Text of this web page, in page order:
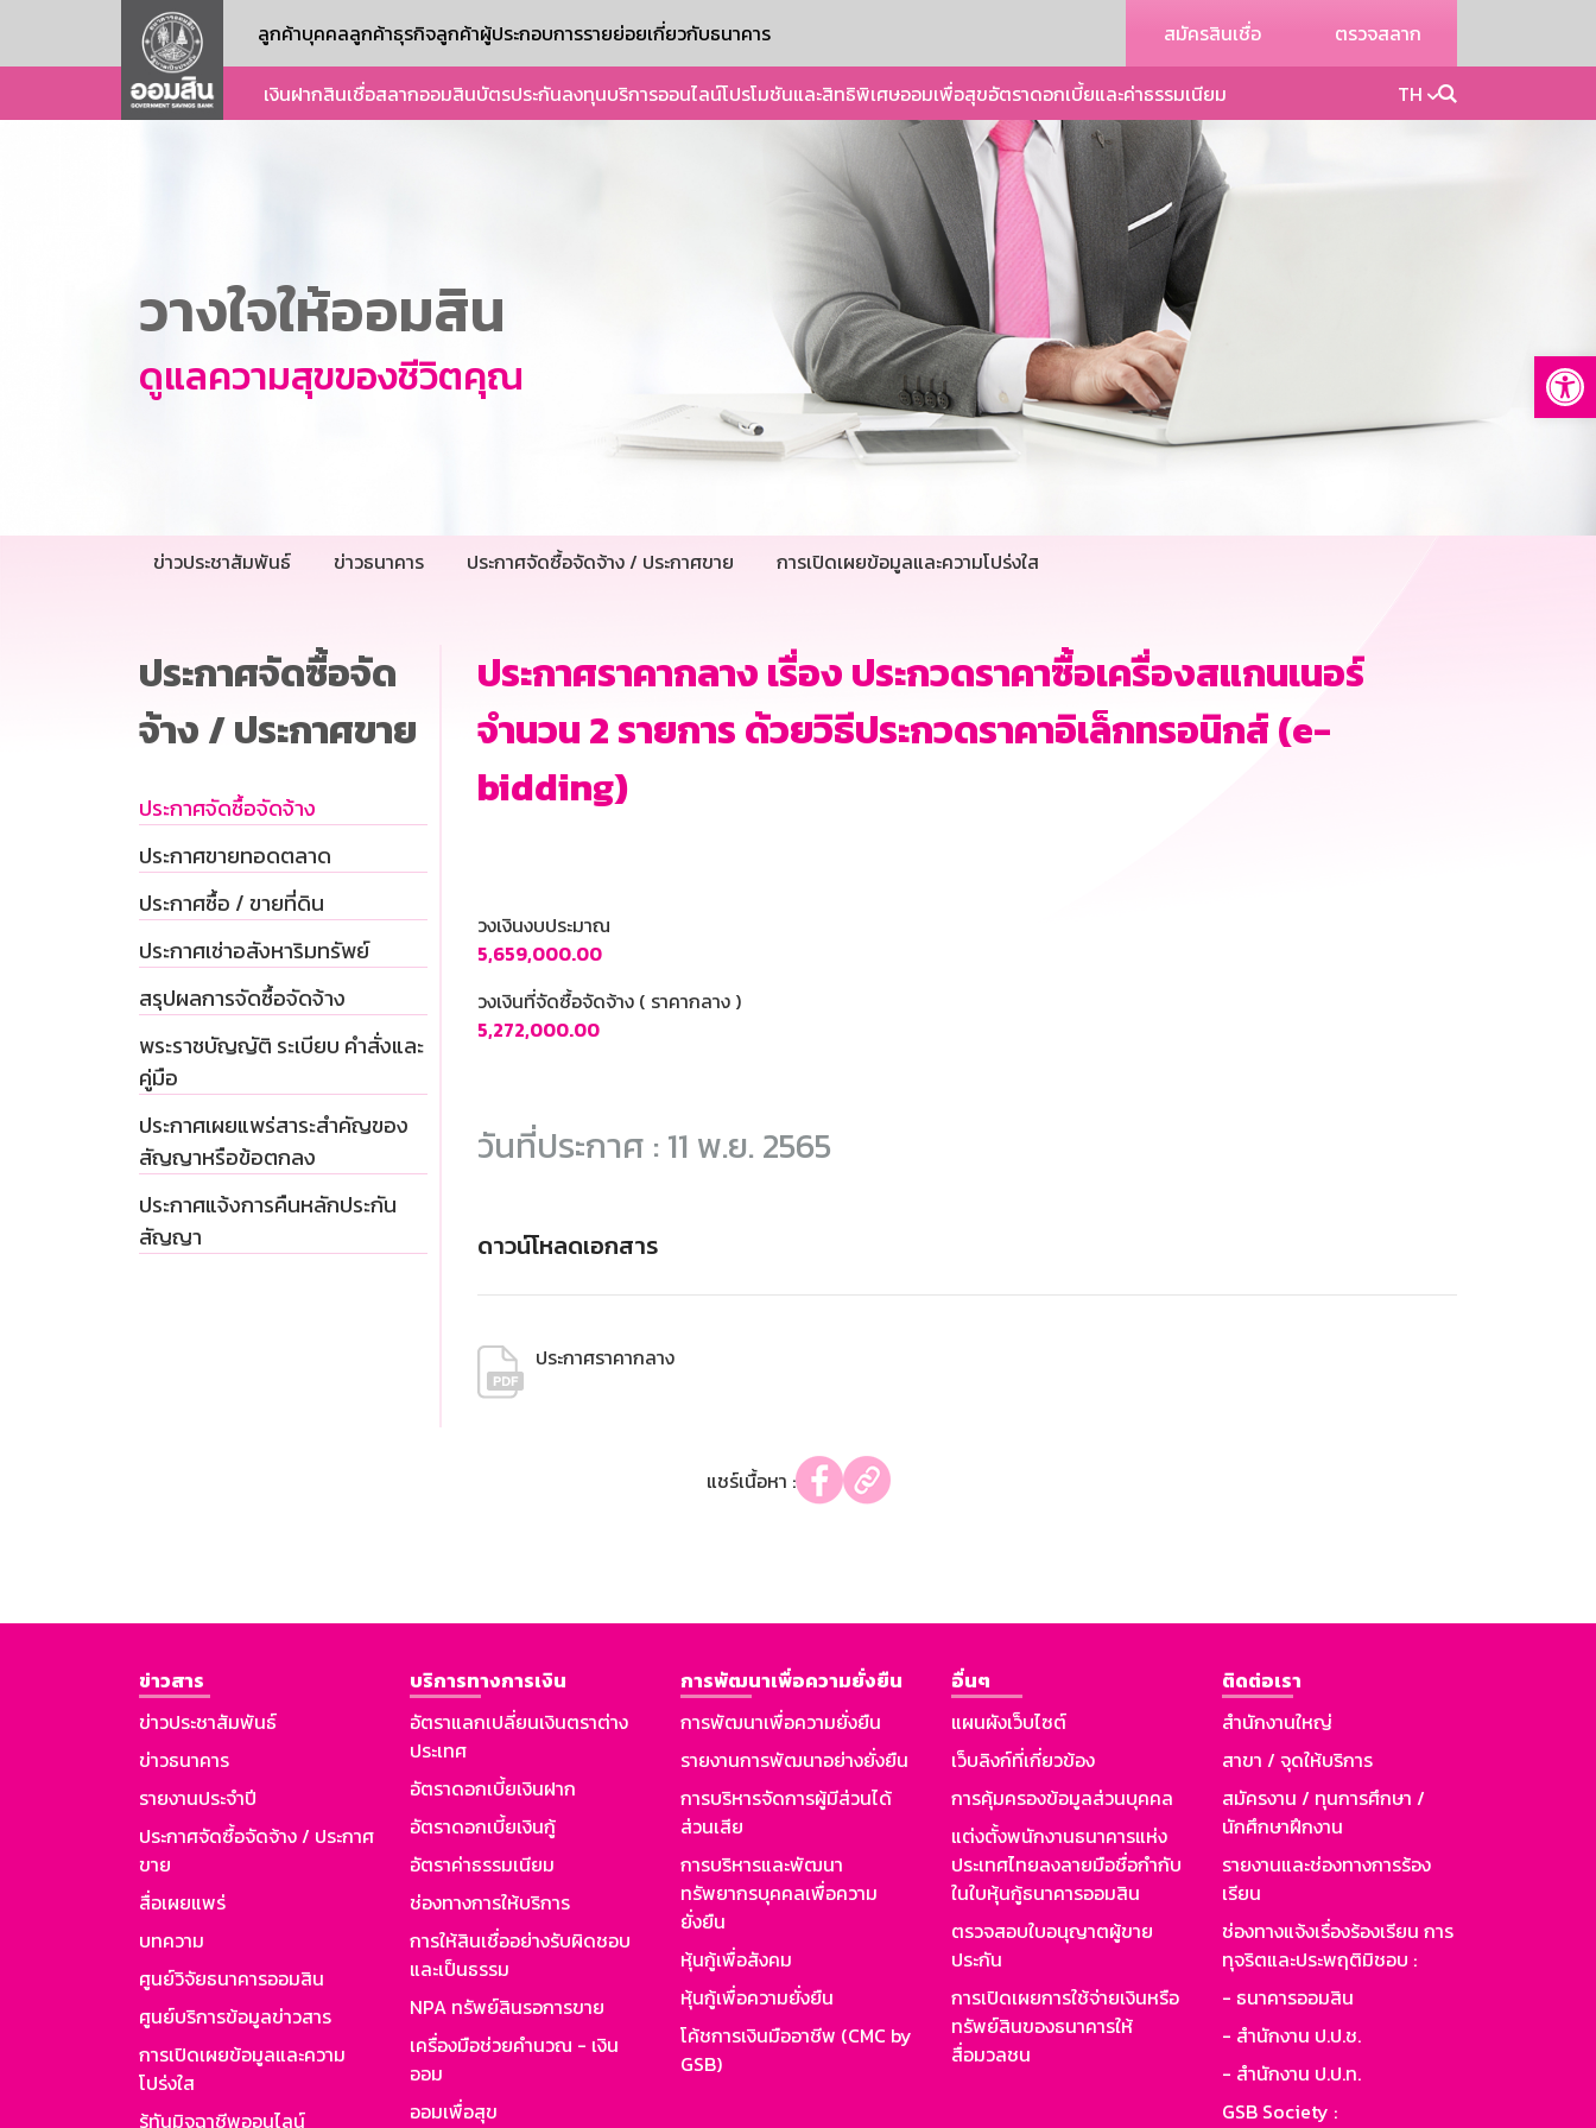
ลูกค้าบุคคลลูกค้าธุรกิจลูกค้าผู้ประกอบการรายย่อยเกี่ยวกับธนาคาร สมัครสินเชื่อ ตรวจสลาก
เงินฝากสินเชื่อสลากออมสินบัตรประกันลงทุนบริการออนไลน์โปรโมชันและสิทธิพิเศษออมเพื่อสุขอัตราดอกเบี้ยและค่าธรรมเนียม TH
วางใจให้ออมสิน
ดูแลความสุขของชีวิตคุณ
ข่าวประชาสัมพันธ์ ข่าวธนาคาร ประกาศจัดซื้อจัดจ้าง / ประกาศขาย การเปิดเผยข้อมูลและความโปร่งใส
ประกาศจัดซื้อจัด
จ้าง / ประกาศขาย
ประกาศจัดซื้อจัดจ้าง
ประกาศขายทอดตลาด
ประกาศซื้อ / ขายที่ดิน
ประกาศเช่าอสังหาริมทรัพย์
สรุปผลการจัดซื้อจัดจ้าง
พระราชบัญญัติ ระเบียบ คำสั่งและ
คู่มือ
ประกาศเผยแพร่สาระสำคัญของ
สัญญาหรือข้อตกลง
ประกาศแจ้งการคืนหลักประกัน
สัญญา
ประกาศราคากลาง เรื่อง ประกวดราคาซื้อเครื่องสแกนเนอร์
จำนวน 2 รายการ ด้วยวิธีประกวดราคาอิเล็กทรอนิกส์ (e-
bidding)
วงเงินงบประมาณ
5,659,000.00
วงเงินที่จัดซื้อจัดจ้าง ( ราคากลาง )
5,272,000.00
วันที่ประกาศ : 11 พ.ย. 2565
ดาวน์โหลดเอกสาร
ประกาศราคากลาง
แชร์เนื้อหา :
ข่าวสาร
ข่าวประชาสัมพันธ์
ข่าวธนาคาร
รายงานประจำปี
ประกาศจัดซื้อจัดจ้าง / ประกาศ
ขาย
สื่อเผยแพร่
บทความ
ศูนย์วิจัยธนาคารออมสิน
ศูนย์บริการข้อมูลข่าวสาร
การเปิดเผยข้อมูลและความ
โปร่งใส
รู้ทันมิจฉาชีพออนไลน์
บริการทางการเงิน
อัตราแลกเปลี่ยนเงินตราต่าง
ประเทศ
อัตราดอกเบี้ยเงินฝาก
อัตราดอกเบี้ยเงินกู้
อัตราค่าธรรมเนียม
ช่องทางการให้บริการ
การให้สินเชื่ออย่างรับผิดชอบ
และเป็นธรรม
NPA ทรัพย์สินรอการขาย
เครื่องมือช่วยคำนวณ - เงิน
ออม
ออมเพื่อสุข
การพัฒนาเพื่อความยั่งยืน
การพัฒนาเพื่อความยั่งยืน
รายงานการพัฒนาอย่างยั่งยืน
การบริหารจัดการผู้มีส่วนได้
ส่วนเสีย
การบริหารและพัฒนา
ทรัพยากรบุคคลเพื่อความ
ยั่งยืน
หุ้นกู้เพื่อสังคม
หุ้นกู้เพื่อความยั่งยืน
โค้ชการเงินมืออาชีพ (CMC by
GSB)
อื่นๆ
แผนผังเว็บไซต์
เว็บลิงก์ที่เกี่ยวข้อง
การคุ้มครองข้อมูลส่วนบุคคล
แต่งตั้งพนักงานธนาคารแห่ง
ประเทศไทยลงลายมือชื่อกำกับ
ในใบหุ้นกู้ธนาคารออมสิน
ตรวจสอบใบอนุญาตผู้ขาย
ประกัน
การเปิดเผยการใช้จ่ายเงินหรือ
ทรัพย์สินของธนาคารให้
สื่อมวลชน
ติดต่อเรา
สำนักงานใหญ่
สาขา / จุดให้บริการ
สมัครงาน / ทุนการศึกษา /
นักศึกษาฝึกงาน
รายงานและช่องทางการร้อง
เรียน
ช่องทางแจ้งเรื่องร้องเรียน การ
ทุจริตและประพฤติมิชอบ :
- ธนาคารออมสิน
- สำนักงาน ป.ป.ช.
- สำนักงาน ป.ป.ท.
GSB Society :